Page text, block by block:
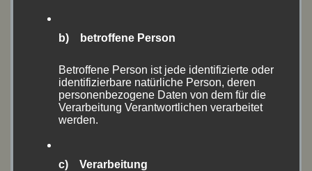
Mai 2020 (1)
April 2020(1)
Oktober 2019(2)
September 2019
August 2019 (13)
b) betroffene Person
Betroffene Person ist jede identifizierte oder
identifizierbare natürliche Person, deren
personenbezogene Daten von dem für die
Verarbeitung Verantwortlichen verarbeitet
werden.
c) Verarbeitung